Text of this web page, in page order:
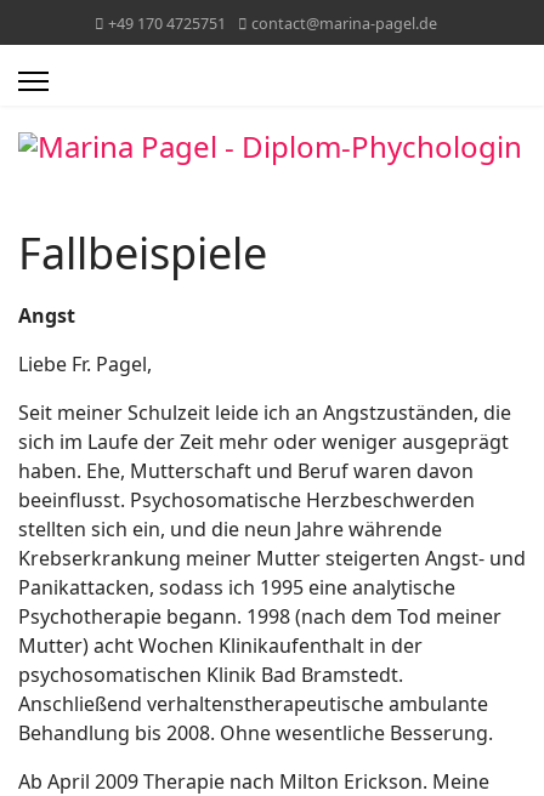
+49 170 4725751 contact@marina-pagel.de
Fallbeispiele
Angst
Liebe Fr. Pagel,
Seit meiner Schulzeit leide ich an Angstzuständen, die
sich im Laufe der Zeit mehr oder weniger ausgeprägt
haben. Ehe, Mutterschaft und Beruf waren davon
beeinflusst. Psychosomatische Herzbeschwerden
stellten sich ein, und die neun Jahre währende
Krebserkrankung meiner Mutter steigerten Angst- und
Panikattacken, sodass ich 1995 eine analytische
Psychotherapie begann. 1998 (nach dem Tod meiner
Mutter) acht Wochen Klinikaufenthalt in der
psychosomatischen Klinik Bad Bramstedt.
Anschließend verhaltenstherapeutische ambulante
Behandlung bis 2008. Ohne wesentliche Besserung.
Ab April 2009 Therapie nach Milton Erickson. Meine